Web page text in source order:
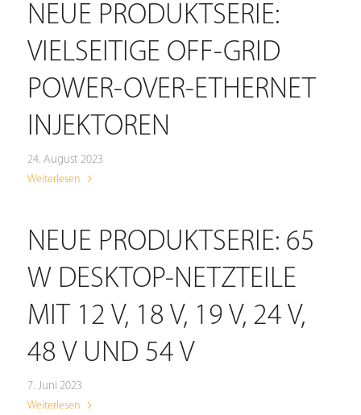
NEUE PRODUKTSERIE:
VIELSEITIGE OFF-GRID
POWER-OVER-ETHERNET
INJEKTOREN
24. August 2023
Weiterlesen
NEUE PRODUKTSERIE: 65
W DESKTOP-NETZTEILE
MIT 12 V, 18 V, 19 V, 24 V,
48 V UND 54 V
7. Juni 2023
Weiterlesen